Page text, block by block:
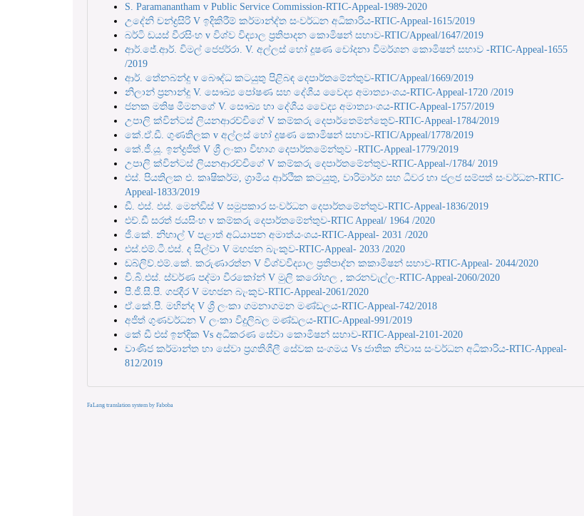
S. Paramanantham v Public Service Commission-RTIC-Appeal-1989-2020
උදේනි චන්ද්‍රසිරි V ඉදිකිරීම් කර්මාන්ද්‍ත සංවර්ධන අධිකාරිය-RTIC-Appeal-1615/2019
බර්ටි ඩයස් වීරසිංහ v විශ්ව විද්‍යාල ප්‍රතිපාදන කොමිෂන් සභාව-RTIC/Appeal/1647/2019
ආර්.ජේ.ආර්. විමල් ජෙජර්රා. V. අල්ලස් හෝ දූෂණ චෝදනා විමර්ශන කොමිෂන් සභාව -RTIC-Appeal-1655
/2019
ආර්. තේනබන්දු v බෞද්ධ කටයුතු පිළිබඳ දෙපාර්තමේන්තුව-RTIC/Appeal/1669/2019
නිලාන් ප්‍රනාන්දු V. සෞඛ්‍ය පෝෂණ සහ දේශීය වෛද්‍ය අමාත්‍යාංශය-RTIC-Appeal-1720 /2019
ජනක මතිෂ මීමනගේ V. සෞඛ්‍ය හා දේශීය වෛද්‍ය අමාත්‍යාංශය-RTIC-Appeal-1757/2019
උපාලි ක්වින්ටස් ලියනආරච්චිගේ V කම්කරු දෙපාර්තෙම්න්තුෙව්-RTIC-Appeal-1784/2019
කේ.ඒ.ඩී. ගුණතිලක v අල්ලස් හෝ දූෂණ කොමිෂන් සභාව-RTIC/Appeal/1778/2019
කේ.ජී.යූ. ඉන්ද්‍රජිත් V ශ්‍රී ලංකා විභාග දෙපාර්තමේන්තුව -RTIC-Appeal-1779/2019
උපාලි ක්වින්ටස් ලියනආරච්චිගේ V කම්කරු දෙපාර්තමේන්තුව-RTIC-Appeal-/1784/ 2019
එස්. පියතිලක එ. කෘෂිකර්ම, ග්‍රාමීය ආර්ථික කටයුතු, වාරිමාර්ග සහ ධීවර හා ජලජ සම්පත් සංවර්ධන-RTIC-
Appeal-1833/2019
ඩී. එස්. එස්. මෙන්ඩිස් V සමුපකාර සංවර්ධන දෙපාර්තමේන්තුව-RTIC-Appeal-1836/2019
එච්.ඩී සරත් ජයසිංහ v කම්කරු දෙපාර්තමේන්තුව-RTIC Appeal/ 1964 /2020
ජී.කේ. නිහාල් V පළාත් අධ්යාපන අමාත්යංශය-RTIC-Appeal- 2031 /2020
එස්.එම්.ටී.එස්. ද සිල්වා V මහජන බැංකුව-RTIC-Appeal- 2033 /2020
ඩබ්ලිව්.එම්.කේ. කරුණාරත්න V විශ්වවිද්‍යාල ප්‍රතිපාද්‍න කකාමිෂන් සභාව-RTIC-Appeal- 2044/2020
වි.බි.එස්. ස්වර්ණ පද්මා වීරකෝන් V මුලි කරෝහල , කරනවැල්ල-RTIC-Appeal-2060/2020
පී.ජී.සී.පී. ගජදීර V මහජන බැංකුව-RTIC-Appeal-2061/2020
ඒ.කේ.පී. මහින්ද V ශ්‍රී ලංකා ගමනාගමන මණ්ඩලය-RTIC-Appeal-742/2018
අජිත් ගුණවර්ධන V ලංකා විදුලිබල මණ්ඩලය-RTIC-Appeal-991/2019
කේ ඩී එස් ඉන්දික Vs අධිකරණ සේවා කොමිෂන් සභාව-RTIC-Appeal-2101-2020
වාණිජ කර්මාන්ත හා සේවා ප්‍රගතිශීලී සේවක සංගමය Vs ජාතික නිවාස සංවර්ධන අධිකාරිය-RTIC-Appeal-
812/2019
FaLang translation system by Faboba